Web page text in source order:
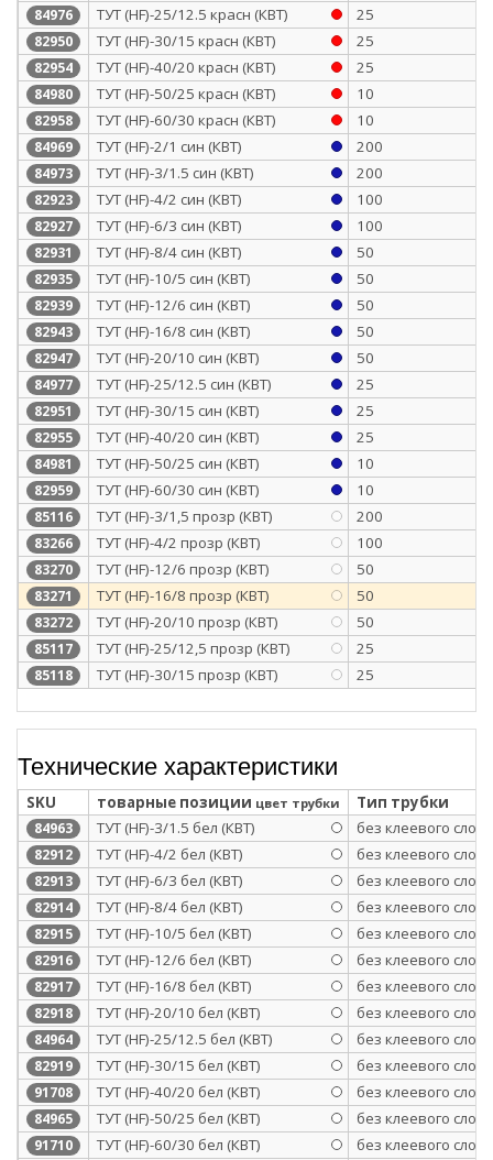
84976 ТУТ (HF)-25/12.5 красн (КВТ) 25
82950 ТУТ (HF)-30/15 красн (КВТ) 25
82954 ТУТ (HF)-40/20 красн (КВТ) 25
84980 ТУТ (HF)-50/25 красн (КВТ) 10
82958 ТУТ (HF)-60/30 красн (КВТ) 10
84969 ТУТ (HF)-2/1 син (КВТ) 200
84973 ТУТ (HF)-3/1.5 син (КВТ) 200
82923 ТУТ (HF)-4/2 син (КВТ) 100
82927 ТУТ (HF)-6/3 син (КВТ) 100
82931 ТУТ (HF)-8/4 син (КВТ) 50
82935 ТУТ (HF)-10/5 син (КВТ) 50
82939 ТУТ (HF)-12/6 син (КВТ) 50
82943 ТУТ (HF)-16/8 син (КВТ) 50
82947 ТУТ (HF)-20/10 син (КВТ) 50
84977 ТУТ (HF)-25/12.5 син (КВТ) 25
82951 ТУТ (HF)-30/15 син (КВТ) 25
82955 ТУТ (HF)-40/20 син (КВТ) 25
84981 ТУТ (HF)-50/25 син (КВТ) 10
82959 ТУТ (HF)-60/30 син (КВТ) 10
85116 ТУТ (HF)-3/1,5 прозр (КВТ) 200
83266 ТУТ (HF)-4/2 прозр (КВТ) 100
83270 ТУТ (HF)-12/6 прозр (КВТ) 50
83271 ТУТ (HF)-16/8 прозр (КВТ) 50
83272 ТУТ (HF)-20/10 прозр (КВТ) 50
85117 ТУТ (HF)-25/12,5 прозр (КВТ) 25
85118 ТУТ (HF)-30/15 прозр (КВТ) 25
Технические характеристики
SKU товарные позиции цвет трубки Тип трубки
84963 ТУТ (HF)-3/1.5 бел (КВТ) без клеевого слоя
82912 ТУТ (HF)-4/2 бел (КВТ) без клеевого слоя
82913 ТУТ (HF)-6/3 бел (КВТ) без клеевого слоя
82914 ТУТ (HF)-8/4 бел (КВТ) без клеевого слоя
82915 ТУТ (HF)-10/5 бел (КВТ) без клеевого слоя
82916 ТУТ (HF)-12/6 бел (КВТ) без клеевого слоя
82917 ТУТ (HF)-16/8 бел (КВТ) без клеевого слоя
82918 ТУТ (HF)-20/10 бел (КВТ) без клеевого слоя
84964 ТУТ (HF)-25/12.5 бел (КВТ) без клеевого слоя
82919 ТУТ (HF)-30/15 бел (КВТ) без клеевого слоя
91708 ТУТ (HF)-40/20 бел (КВТ) без клеевого слоя
84965 ТУТ (HF)-50/25 бел (КВТ) без клеевого слоя
91710 ТУТ (HF)-60/30 бел (КВТ) без клеевого слоя